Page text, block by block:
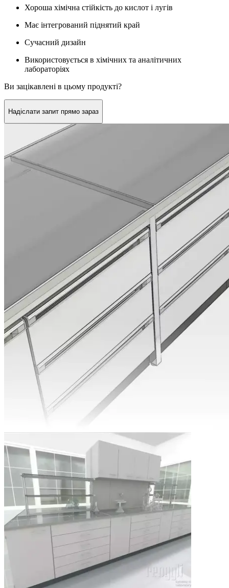
Хороша хімічна стійкість до кислот і лугів
Має інтегрований піднятий край
Сучасний дизайн
Використовується в хімічних та аналітичних
лабораторіях
Ви зацікавлені в цьому продукті?
Надіслати запит прямо зараз